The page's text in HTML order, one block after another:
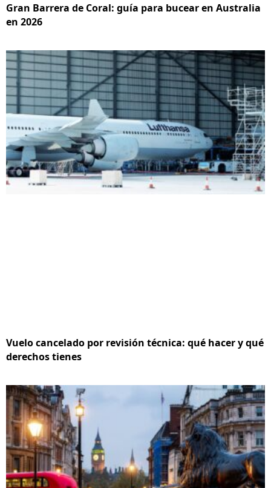
Gran Barrera de Coral: guía para bucear en Australia
en 2026
Vuelo cancelado por revisión técnica: qué hacer y qué
derechos tienes